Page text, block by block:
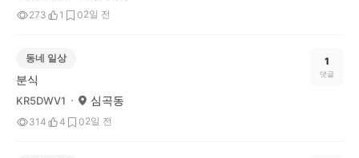
273 1 02일 전
동네 일상
분식
KR5DWV1 심곡동
314 4 02일 전
1
댓글